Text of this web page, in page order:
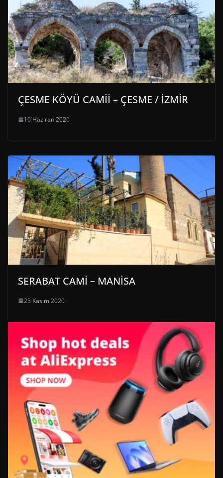
ÇESME KÖYÜ CAMİİ – ÇESME / İZMİR
10 Haziran 2020
SERABAT CAMİ – MANİSA
25 Kasım 2020